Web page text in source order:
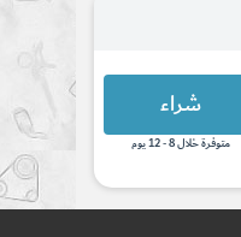
شراء
متوفرة خلال 8 - 12 يوم